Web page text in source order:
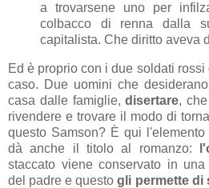
a trovarsene uno per
colbacco di renna dalla
capitalista. Che diritto aveva
Ed è proprio con i due soldati
caso. Due uomini che
casa dalle famiglie,disertare,
rivendere e trovare il modo di
questo Samson? È qui
dà anche il titolo al romanzo:
staccato viene conservato in
del padre e questogli permette di